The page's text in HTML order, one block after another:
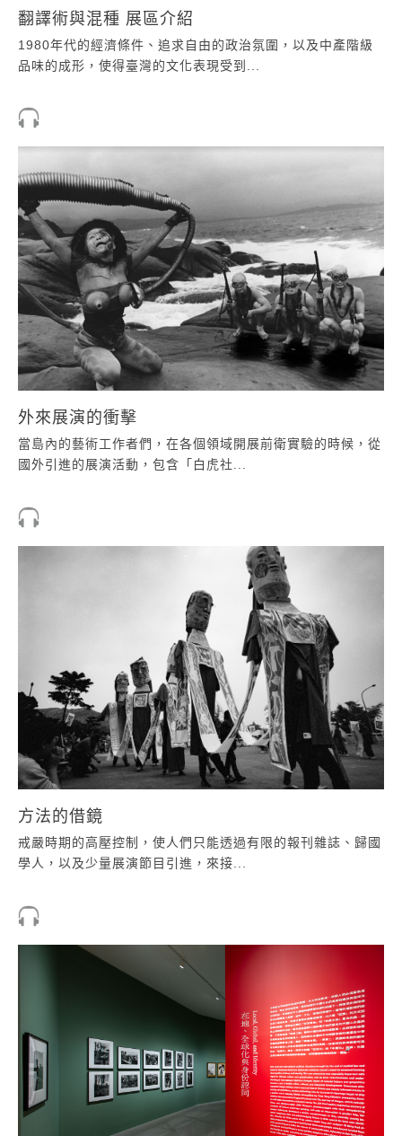
翻譯術與混種 展區介紹
1980年代的經濟條件、追求自由的政治氛圍，以及中產階級
品味的成形，使得臺灣的文化表現受到...
外來展演的衝擊
當島內的藝術工作者們，在各個領域開展前衛實驗的時候，從
國外引進的展演活動，包含「白虎社...
方法的借鏡
戒嚴時期的高壓控制，使人們只能透過有限的報刊雜誌、歸國
學人，以及少量展演節目引進，來接...